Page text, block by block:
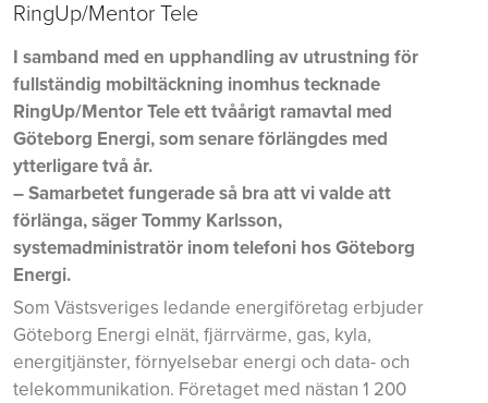
RingUp/Mentor Tele
I samband med en upphandling av utrustning för
fullständig mobiltäckning inomhus tecknade
RingUp/Mentor Tele ett tvåårigt ramavtal med
Göteborg Energi, som senare förlängdes med
ytterligare två år.
– Samarbetet fungerade så bra att vi valde att
förlänga, säger Tommy Karlsson,
systemadministratör inom telefoni hos Göteborg
Energi.
Som Västsveriges ledande energiföretag erbjuder
Göteborg Energi elnät, fjärrvärme, gas, kyla,
energitjänster, förnyelsebar energi och data- och
telekommunikation. Företaget med nästan 1 200